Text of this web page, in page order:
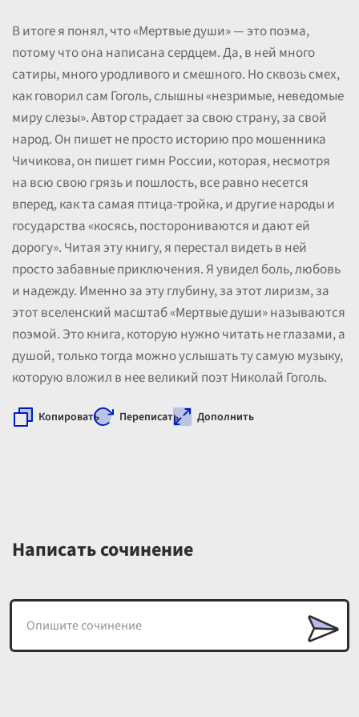
В итоге я понял, что «Мертвые души» — это поэма,
потому что она написана сердцем. Да, в ней много
сатиры, много уродливого и смешного. Но сквозь смех,
как говорил сам Гоголь, слышны «незримые, неведомые
миру слезы». Автор страдает за свою страну, за свой
народ. Он пишет не просто историю про мошенника
Чичикова, он пишет гимн России, которая, несмотря
на всю свою грязь и пошлость, все равно несется
вперед, как та самая птица-тройка, и другие народы и
государства «косясь, посторониваются и дают ей
дорогу». Читая эту книгу, я перестал видеть в ней
просто забавные приключения. Я увидел боль, любовь
и надежду. Именно за эту глубину, за этот лиризм, за
этот вселенский масштаб «Мертвые души» называются
поэмой. Это книга, которую нужно читать не глазами, а
душой, только тогда можно услышать ту самую музыку,
которую вложил в нее великий поэт Николай Гоголь.
Копировать Переписать Дополнить
Написать сочинение